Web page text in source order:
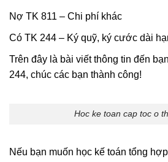
Nợ TK 811 – Chi phí khác
Có TK 244 – Ký quỹ, ký cước dài
Trên đây là bài viết thông tin đến
244, chúc các bạn thành công!
Hoc ke toan cap toc o
Nếu bạn muốn học kế toán tổng